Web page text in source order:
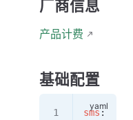
厂商信息
产品计费
基础配置
sms: